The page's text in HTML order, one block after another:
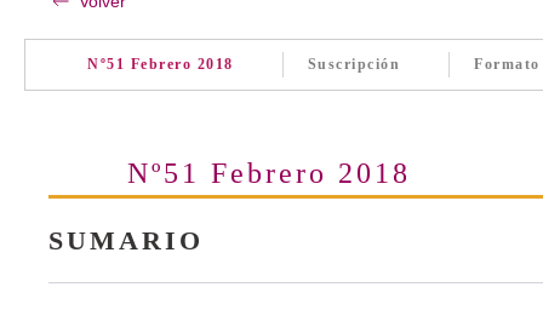
Nº51 Febrero 2018 Suscripción Formato
Nº51 Febrero 2018
SUMARIO